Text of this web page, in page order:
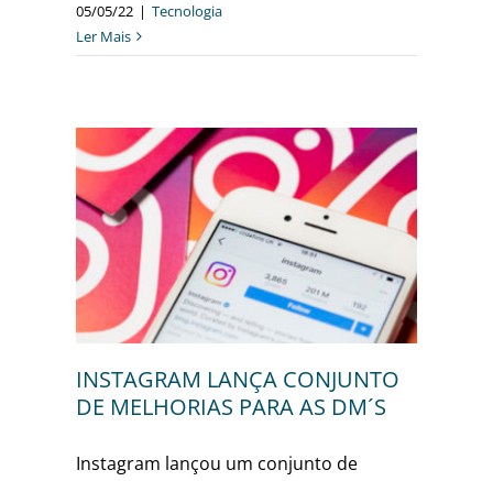
05/05/22 | Tecnologia
Ler Mais
INSTAGRAM LANÇA CONJUNTO
DE MELHORIAS PARA AS DM´S
Instagram lançou um conjunto de